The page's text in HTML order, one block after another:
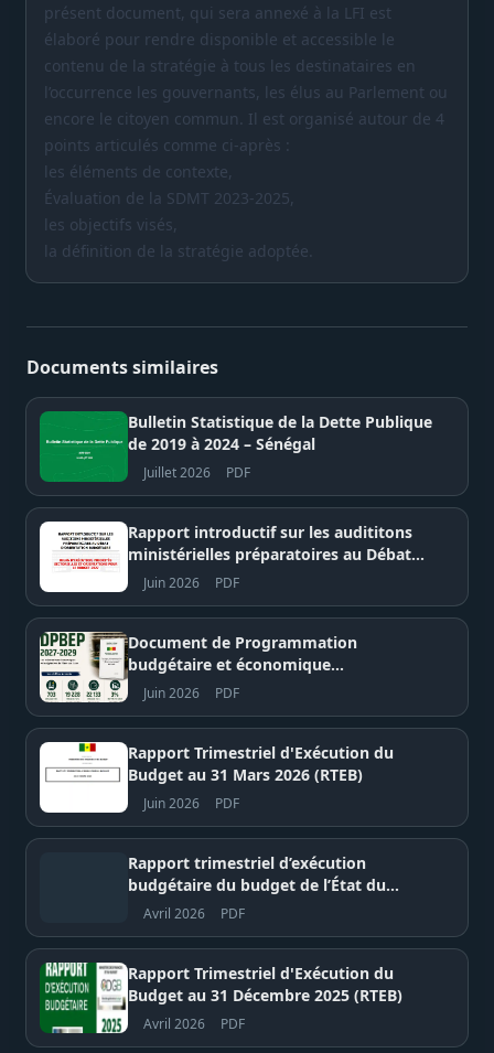
présent document, qui sera annexé à la LFI est
élaboré pour rendre disponible et accessible le
contenu de la stratégie à tous les destinataires en
l’occurrence les gouvernants, les élus au Parlement ou
encore le citoyen commun. Il est organisé autour de 4
points articulés comme ci-après :
les éléments de contexte,
Évaluation de la SDMT 2023-2025,
les objectifs visés,
la définition de la stratégie adoptée.
Documents similaires
Bulletin Statistique de la Dette Publique
de 2019 à 2024 – Sénégal
Juillet 2026 PDF
Rapport introductif sur les audititons
ministérielles préparatoires au Débat
d'Orientation Budgétaire (DOB) pour
2027 – Assemblée nationale du Sénégal
Juin 2026 PDF
Document de Programmation
budgétaire et économique
pluriannuelle (DPBEP) 2027-2029 –
Sénégal
Juin 2026 PDF
Rapport Trimestriel d'Exécution du
Budget au 31 Mars 2026 (RTEB)
Juin 2026 PDF
Rapport trimestriel d’exécution
budgétaire du budget de l’État du
Sénégal au 31 décembre 2025 –
Avril 2026 PDF
Rapport Trimestriel d'Exécution du
Budget au 31 Décembre 2025 (RTEB)
Avril 2026 PDF